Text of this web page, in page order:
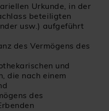
Urkunde, in der
beteiligten
usw.) aufgeführt
des Vermögens des
und
die nach einem
des